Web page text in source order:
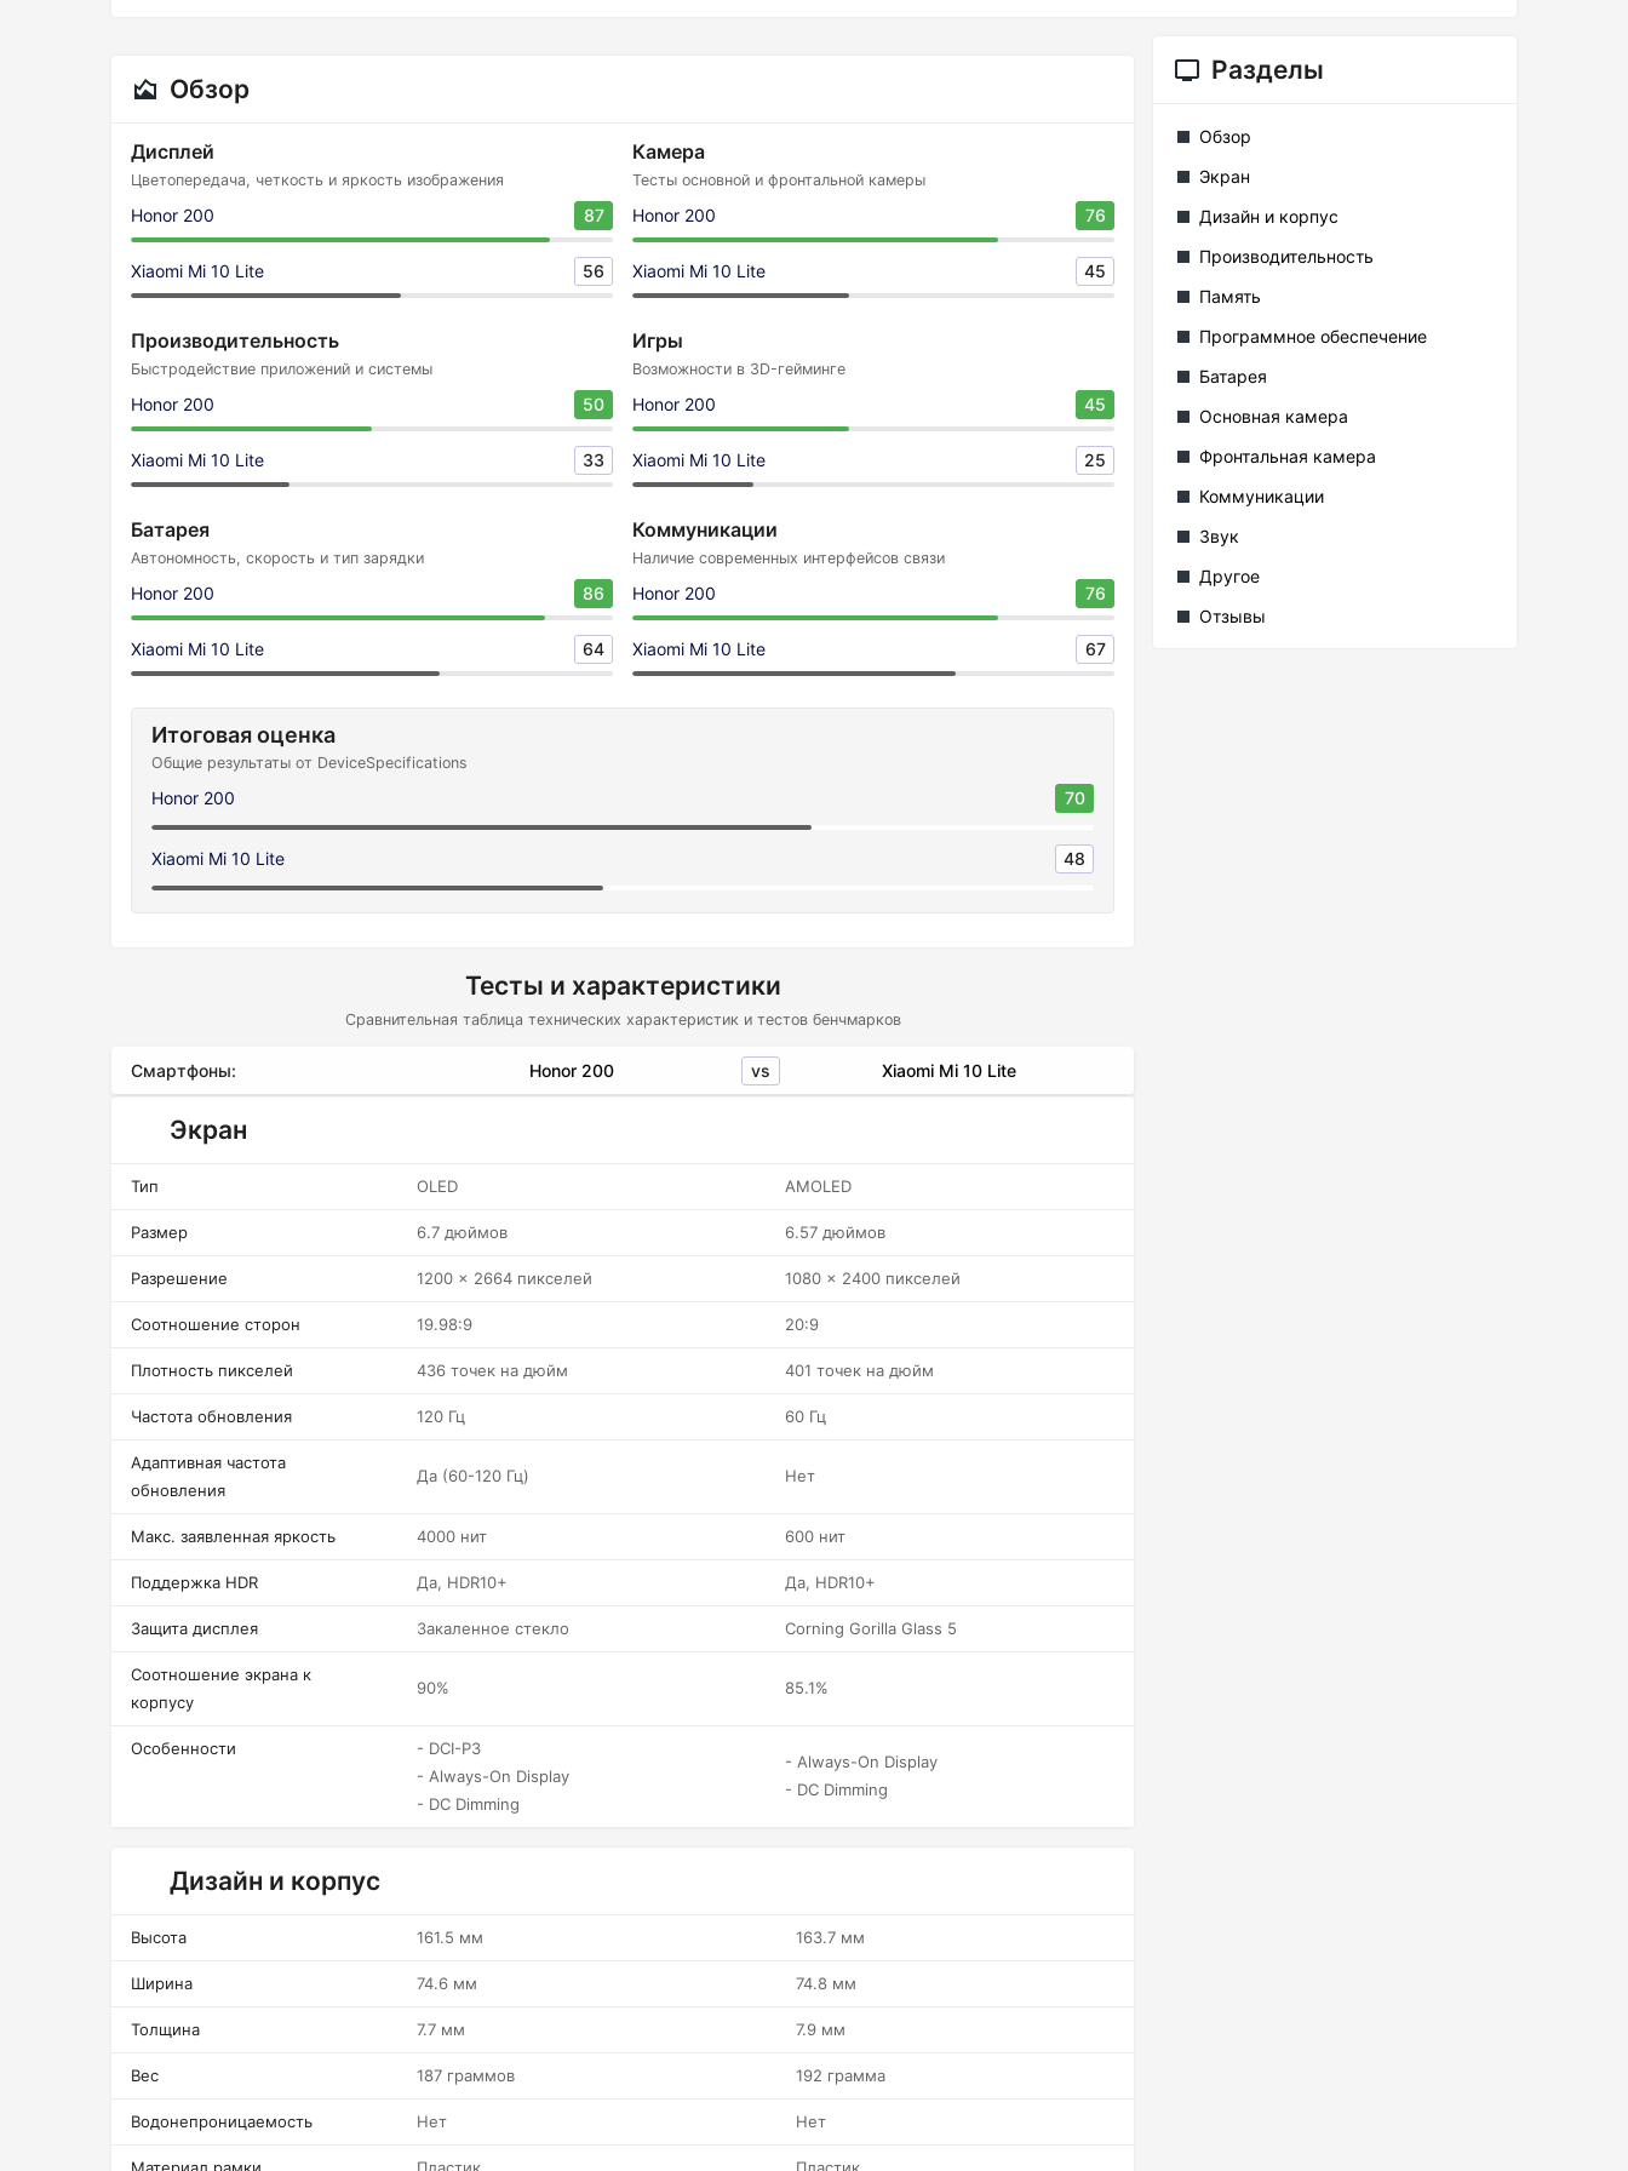
Обзор
Дисплей
Цветопередача, четкость и яркость изображения
Honor 200 87
Xiaomi Mi 10 Lite 56
Камера
Тесты основной и фронтальной камеры
Honor 200 76
Xiaomi Mi 10 Lite 45
Производительность
Быстродействие приложений и системы
Honor 200 50
Xiaomi Mi 10 Lite 33
Игры
Возможности в 3D-гейминге
Honor 200 45
Xiaomi Mi 10 Lite 25
Батарея
Автономность, скорость и тип зарядки
Honor 200 86
Xiaomi Mi 10 Lite 64
Коммуникации
Наличие современных интерфейсов связи
Honor 200 76
Xiaomi Mi 10 Lite 67
Итоговая оценка
Общие результаты от DeviceSpecifications
Honor 200 70
Xiaomi Mi 10 Lite 48
Тесты и характеристики
Сравнительная таблица технических характеристик и тестов бенчмарков
Смартфоны: Honor 200 vs Xiaomi Mi 10 Lite
Экран
Тип OLED AMOLED
Размер 6.7 дюймов 6.57 дюймов
Разрешение 1200 x 2664 пикселей 1080 x 2400 пикселей
Соотношение сторон 19.98:9 20:9
Плотность пикселей 436 точек на дюйм 401 точек на дюйм
Частота обновления 120 Гц 60 Гц
Адаптивная частота
обновления
Да (60-120 Гц) Нет
Макс. заявленная яркость 4000 нит 600 нит
Поддержка HDR Да, HDR10+ Да, HDR10+
Защита дисплея Закаленное стекло Corning Gorilla Glass 5
Соотношение экрана к
корпусу
90% 85.1%
Особенности
- DCI-P3
- Always-On Display
- DC Dimming
- Always-On Display
- DC Dimming
Дизайн и корпус
Высота 161.5 мм 163.7 мм
Ширина 74.6 мм 74.8 мм
Толщина 7.7 мм 7.9 мм
Вес 187 граммов 192 грамма
Водонепроницаемость Нет Нет
Разделы
Обзор
Экран
Дизайн и корпус
Производительность
Память
Программное обеспечение
Батарея
Основная камера
Фронтальная камера
Коммуникации
Звук
Другое
Отзывы